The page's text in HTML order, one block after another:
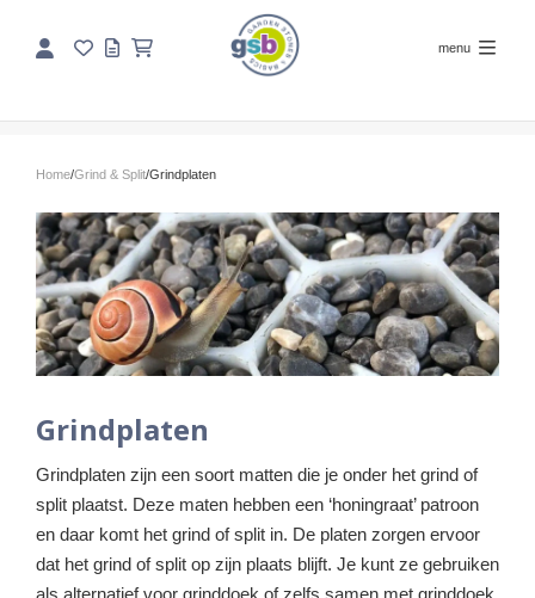
menu
Home/Grind & Split/Grindplaten
Grindplaten
Grindplaten zijn een soort matten die je onder het grind of
split plaatst. Deze maten hebben een ‘honingraat’ patroon
en daar komt het grind of split in. De platen zorgen ervoor
dat het grind of split op zijn plaats blijft. Je kunt ze gebruiken